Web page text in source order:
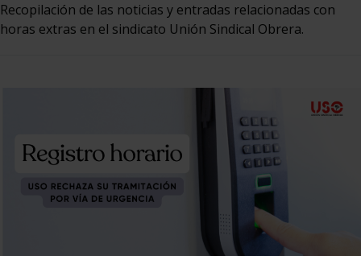
Recopilación de las noticias y entradas relacionadas con
horas extras en el sindicato Unión Sindical Obrera.